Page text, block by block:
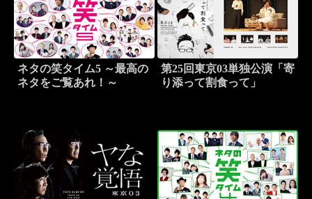
ネタの笑タイム5 ～最高の
ネタをご覧あれ！～
第25回東京03単独公演「寄
り添って割食って」